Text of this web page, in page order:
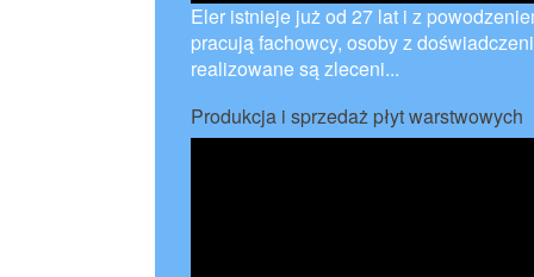
Eler istnieje już od 27 lat i z
pracują fachowcy, osoby z
realizowane są zleceni...
Produkcja i sprzedaż płyt warstwowych